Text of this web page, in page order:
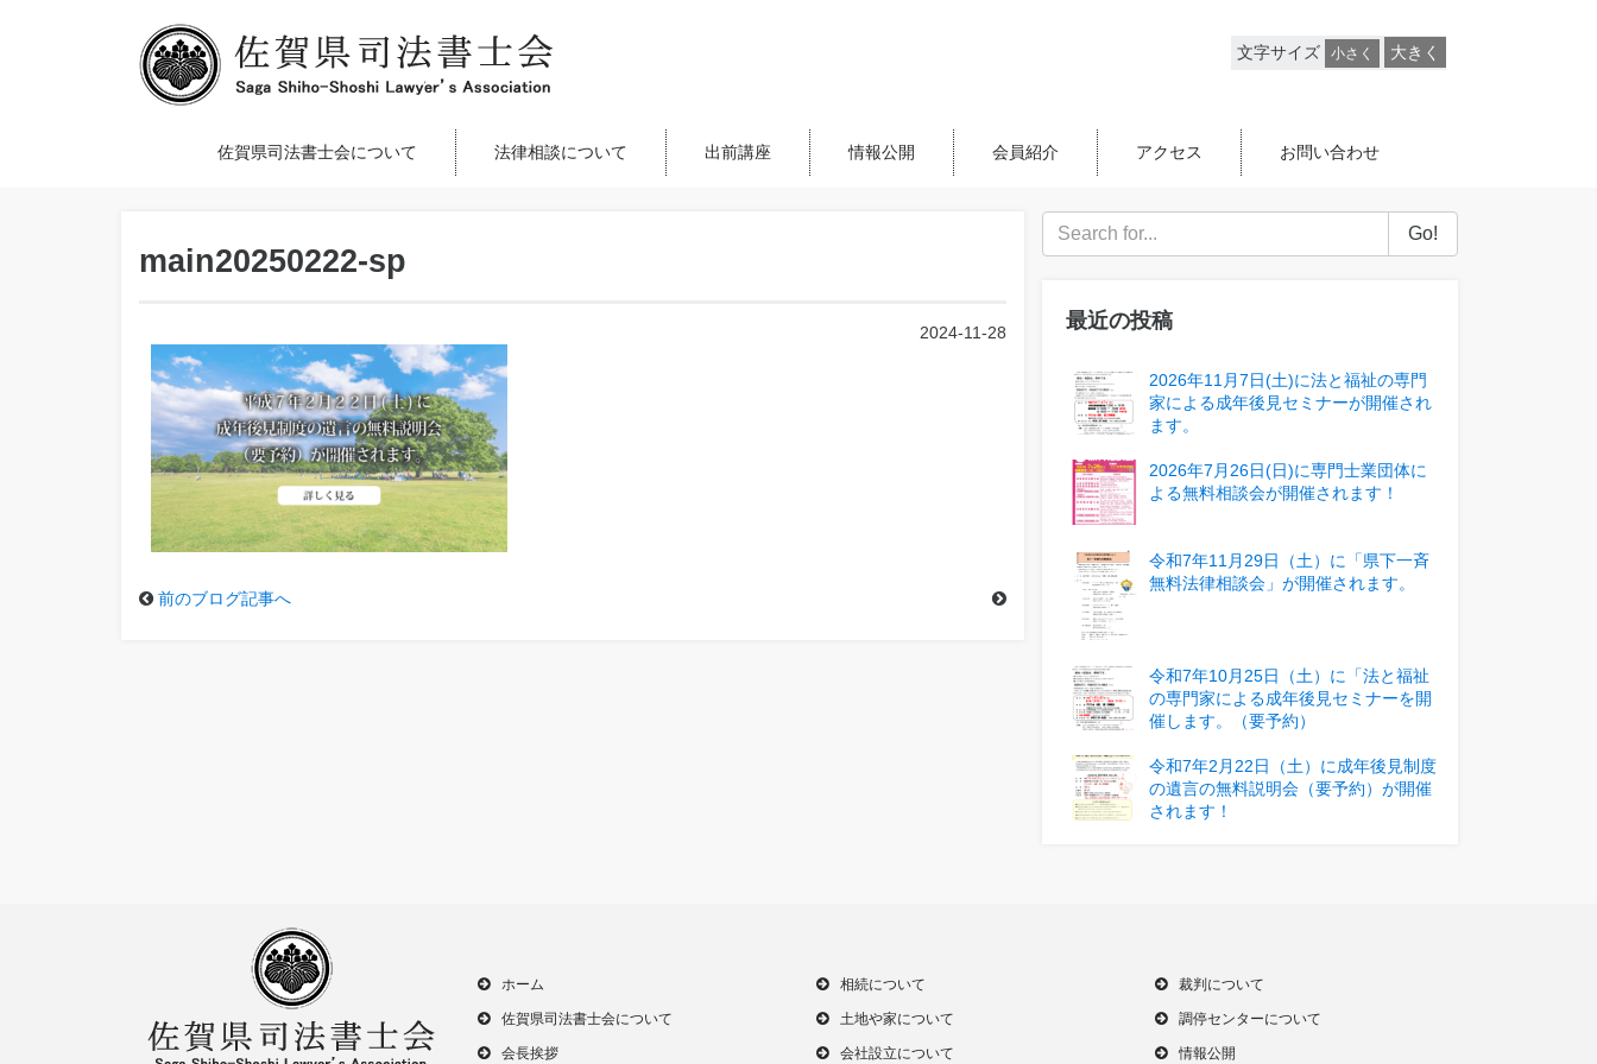
文字サイズ 小さく 大きく
佐賀県司法書士会について 法律相談について 出前講座 情報公開 会員紹介 アクセス お問い合わせ
main20250222-sp
2024-11-28
前のブログ記事へ
Go!
最近の投稿
2026年11月7日(土)に法と福祉の専門
家による成年後見セミナーが開催され
ます。
2026年7月26日(日)に専門士業団体に
よる無料相談会が開催されます！
令和7年11月29日（土）に「県下一斉
無料法律相談会」が開催されます。
令和7年10月25日（土）に「法と福祉
の専門家による成年後見セミナーを開
催します。（要予約）
令和7年2月22日（土）に成年後見制度
の遺言の無料説明会（要予約）が開催
されます！
ホーム
佐賀県司法書士会について
会長挨拶
相続について
土地や家について
会社設立について
裁判について
調停センターについて
情報公開